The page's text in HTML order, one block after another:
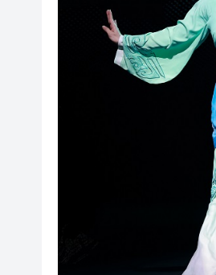
2025年
山東26
瀋陽鐵
閩粵贛
有片丨